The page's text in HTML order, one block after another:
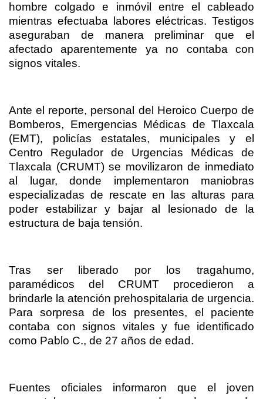
hombre colgado e inmóvil entre el cableado
mientras efectuaba labores eléctricas. Testigos
aseguraban de manera preliminar que el
afectado aparentemente ya no contaba con
signos vitales.
Ante el reporte, personal del Heroico Cuerpo de
Bomberos, Emergencias Médicas de Tlaxcala
(EMT), policías estatales, municipales y el
Centro Regulador de Urgencias Médicas de
Tlaxcala (CRUMT) se movilizaron de inmediato
al lugar, donde implementaron maniobras
especializadas de rescate en las alturas para
poder estabilizar y bajar al lesionado de la
estructura de baja tensión.
Tras ser liberado por los tragahumo,
paramédicos del CRUMT procedieron a
brindarle la atención prehospitalaria de urgencia.
Para sorpresa de los presentes, el paciente
contaba con signos vitales y fue identificado
como Pablo C., de 27 años de edad.
Fuentes oficiales informaron que el joven